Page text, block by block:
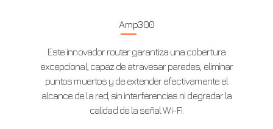
Amp300
Este innovador router garantiza una cobertura
excepcional, capaz de atravesar paredes, eliminar
puntos muertos y de extender efectivamente el
alcance de la red, sin interferencias ni degradar la
calidad de la señal Wi-Fi.